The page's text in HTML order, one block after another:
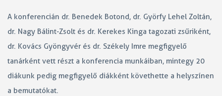
A konferencián dr. Benedek Botond, dr. Györfy Lehel Zoltán,
dr. Nagy Bálint-Zsolt és dr. Kerekes Kinga tagozati zsűriként,
dr. Kovács Gyöngyvér és dr. Székely Imre megfigyelő
tanárként vett részt a konferencia munkáiban, mintegy 20
diákunk pedig megfigyelő diákként követhette a helyszínen
a bemutatókat.